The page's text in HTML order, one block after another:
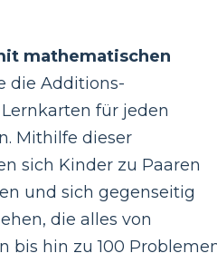
mathematischen
die Additions-
für jeden
Mithilfe dieser
sich Kinder zu Paaren
und sich gegenseitig
die alles von
bis hin zu 100